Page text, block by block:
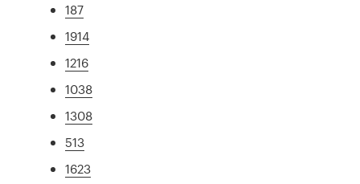
187
1914
1216
1038
1308
513
1623